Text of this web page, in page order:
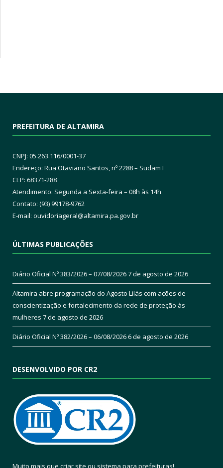
PREFEITURA DE ALTAMIRA
CNPJ: 05.263.116/0001-37
Endereço: Rua Otaviano Santos, nº 2288 – Sudam I
CEP: 68371-288
Atendimento: Segunda a Sexta-feira – 08h às 14h
Contato: (93) 99178-9762
E-mail: ouvidoriageral@altamira.pa.gov.br
ÚLTIMAS PUBLICAÇÕES
Diário Oficial Nº 383/2026 – 07/08/20267 de agosto de 2026
Altamira abre programação do Agosto Lilás com ações de
conscientização e fortalecimento da rede de proteção às
mulheres 7 de agosto de 2026
Diário Oficial Nº 382/2026 – 06/08/20266 de agosto de 2026
DESENVOLVIDO POR CR2